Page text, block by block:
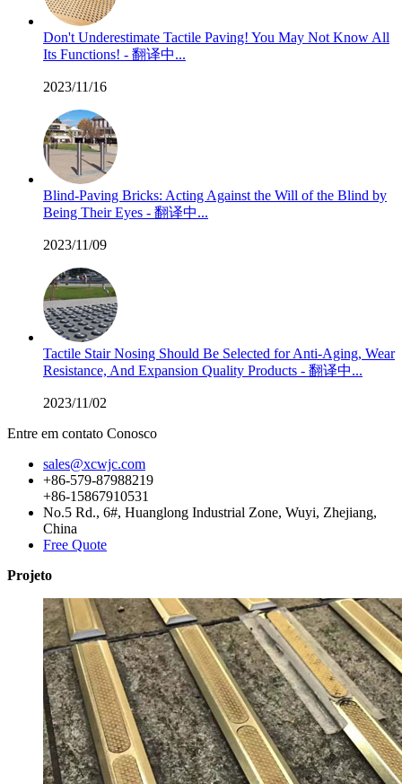
Don't Underestimate Tactile Paving! You May Not Know All
Its Functions! - 翻译中...
2023/11/16
Blind-Paving Bricks: Acting Against the Will of the Blind by
Being Their Eyes - 翻译中...
2023/11/09
Tactile Stair Nosing Should Be Selected for Anti-Aging, Wear
Resistance, And Expansion Quality Products - 翻译中...
2023/11/02
Entre em contato Conosco
sales@xcwjc.com
+86-579-87988219
+86-15867910531
No.5 Rd., 6#, Huanglong Industrial Zone, Wuyi, Zhejiang,
China
Free Quote
Projeto